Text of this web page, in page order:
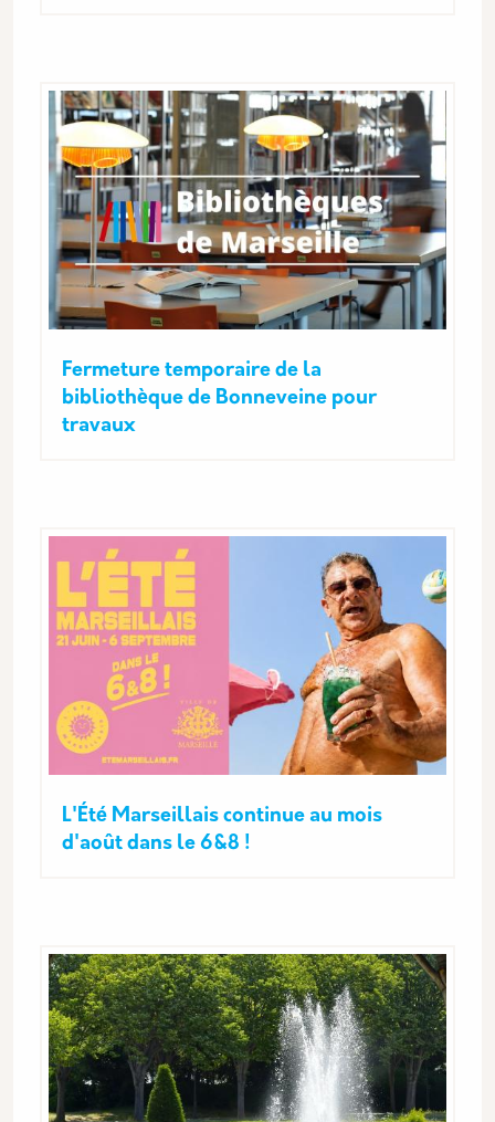
Fermeture temporaire de la
bibliothèque de Bonneveine pour
travaux
L'Été Marseillais continue au mois
d'août dans le 6&8 !